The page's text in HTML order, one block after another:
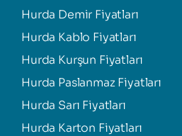
Hurda Demir Fiyatları
Hurda Kablo Fiyatları
Hurda Kurşun Fiyatları
Hurda Paslanmaz Fiyatları
Hurda Sarı Fiyatları
Hurda Karton Fiyatları